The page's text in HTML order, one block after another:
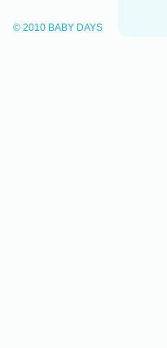
© 2010 BABY DAYS